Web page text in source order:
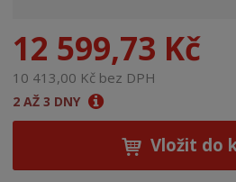
12 599,73 Kč
10 413,00 Kč bez DPH
2 AŽ 3 DNY
Vložit do